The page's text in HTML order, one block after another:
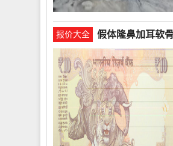
报价大全 假体隆鼻加耳软